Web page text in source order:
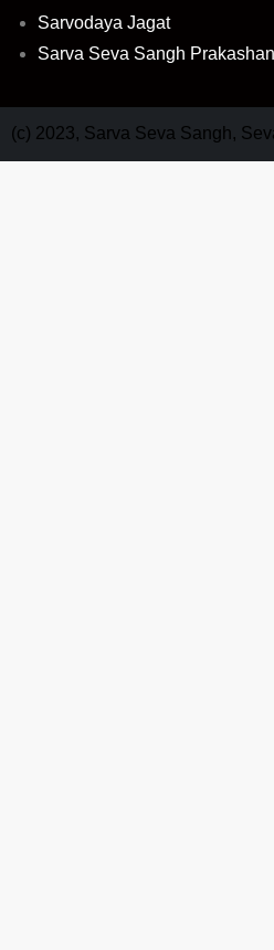
Sarvodaya Jagat
Sarva Seva Sangh Prakashan
(c) 2023, Sarva Seva Sangh,